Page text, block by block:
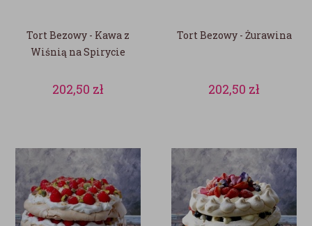
Tort Bezowy - Kawa z
Wiśnią na Spirycie
202,50 zł
Tort Bezowy - Żurawina
202,50 zł